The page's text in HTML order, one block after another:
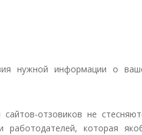
нужной информации о
отзовиков не
работодателей, которая